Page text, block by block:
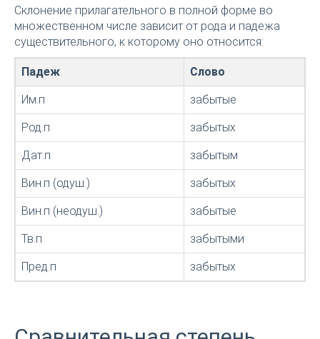
Склонение прилагательного в полной форме во
множественном числе зависит от рода и падежа
существительного, к которому оно относится:
Падеж Слово
Им.п забытые
Род.п забытых
Дат.п забытым
Вин.п (одуш.) забытых
Вин.п (неодуш.) забытые
Тв.п забытыми
Пред.п забытых